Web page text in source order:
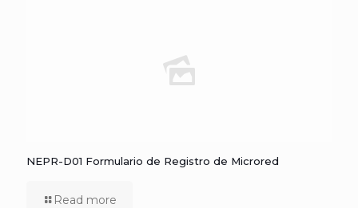
NEPR-D01 Formulario de Registro de Microred
Read more